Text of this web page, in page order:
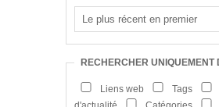
RECHERCHER UNIQUEMENT
Liens web Tags